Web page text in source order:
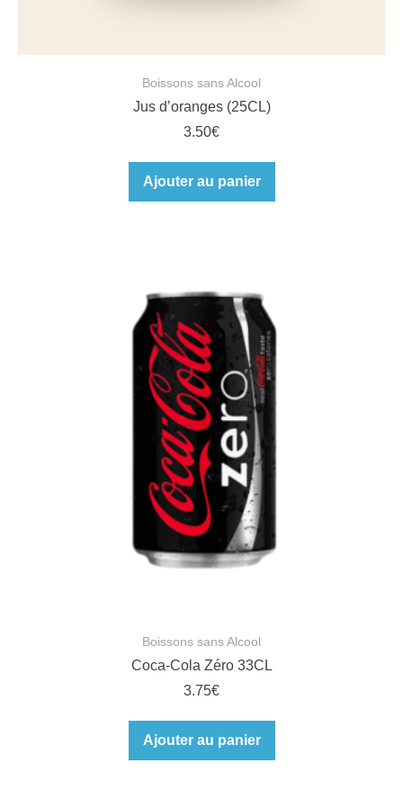
Boissons sans Alcool
Jus d’oranges (25CL)
3.50€
Ajouter au panier
Boissons sans Alcool
Coca-Cola Zéro 33CL
3.75€
Ajouter au panier